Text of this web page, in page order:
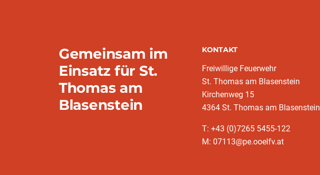
Gemeinsam im
Einsatz für St.
Thomas am
Blasenstein
KONTAKT
Freiwillige Feuerwehr
St. Thomas am Blasenstein
Kirchenweg 15
4364 St. Thomas am Blasenstein
T: +43 (0)7265 5455-122
M: 07113@pe.ooelfv.at